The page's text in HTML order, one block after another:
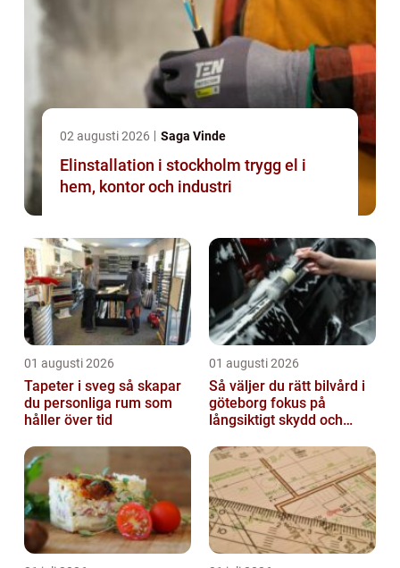
02 augusti 2026 Saga Vinde
Elinstallation i stockholm trygg el i
hem, kontor och industri
01 augusti 2026
Tapeter i sveg så skapar
du personliga rum som
håller över tid
01 augusti 2026
Så väljer du rätt bilvård i
göteborg fokus på
långsiktigt skydd och